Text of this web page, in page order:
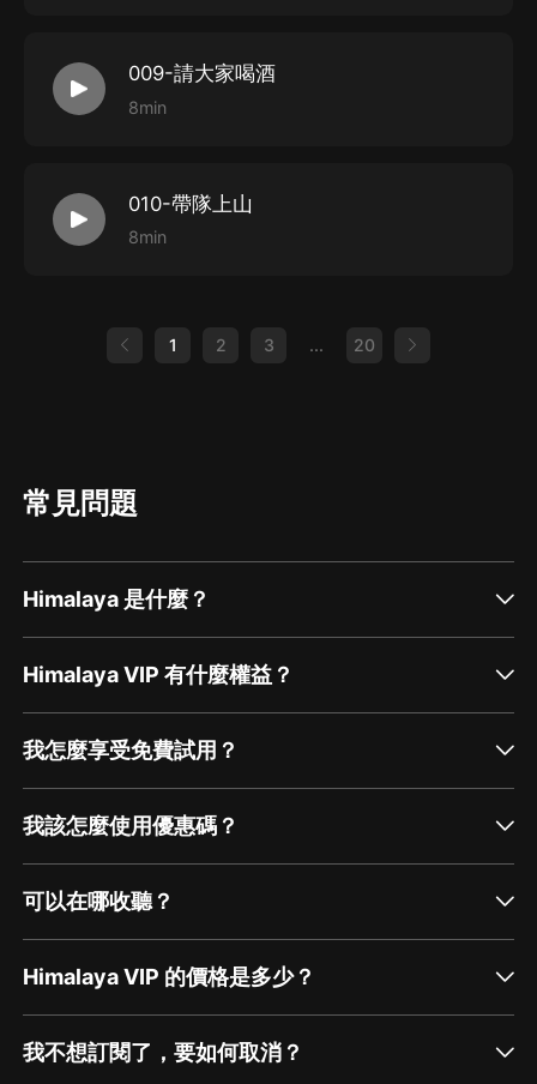
009-請大家喝酒
8min
010-帶隊上山
8min
1 2 3 ... 20
常見問題
Himalaya 是什麼？
Himalaya VIP 有什麼權益？
我怎麼享受免費試用？
我該怎麼使用優惠碼？
可以在哪收聽？
Himalaya VIP 的價格是多少？
我不想訂閱了，要如何取消？